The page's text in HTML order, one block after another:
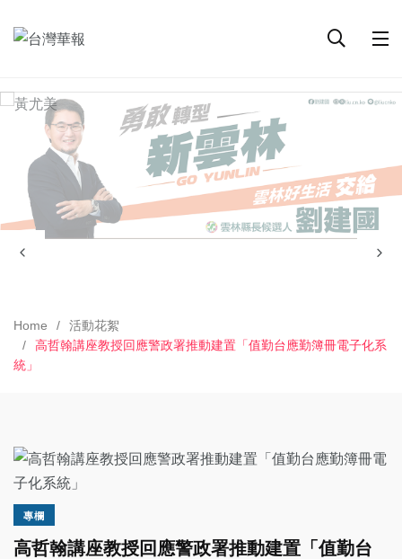
Home
活動花絮
高哲翰講座教授回應警政署推動建置「值勤台應勤簿冊電子化系
統」
專欄
高哲翰講座教授回應警政署推動建置「值勤台